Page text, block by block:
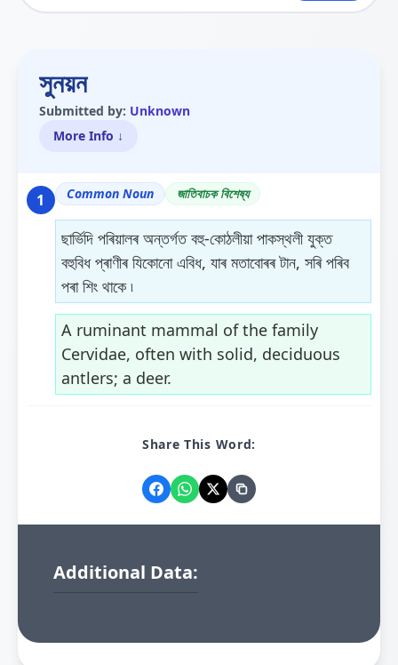
সুনয়ন
Submitted by: Unknown
More Info ↓
1 Common Noun জাতিবাচক বিশেষ্য
ছাৰ্ভিদি পৰিয়ালৰ অন্তৰ্গত বহু-কোঠলীয়া পাকস্থলী যুক্ত
বহুবিধ প্ৰাণীৰ যিকোনো এবিধ, যাৰ মতাবোৰৰ টান, সৰি পৰিব
পৰা শিং থাকে ৷
A ruminant mammal of the family
Cervidae, often with solid, deciduous
antlers; a deer.
Share This Word:
Additional Data: